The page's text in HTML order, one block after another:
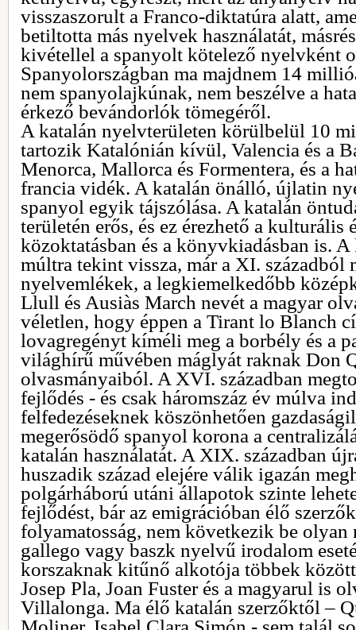
visszaszorult a Franco-diktatúra alatt,
betiltotta más nyelvek használatát,
kivétellel a spanyolt kötelező nyelvként
Spanyolországban ma majdnem 14
nem spanyolajkúnak, nem beszélve a
érkező bevándorlók tömegéről.
A katalán nyelvterületen körülbelül 10
tartozik Katalónián kívül, Valencia és a
Menorca, Mallorca és Formentera, és a
francia vidék. A katalán önálló, újlatin
spanyol egyik tájszólása. A katalán
területén erős, és ez érezhető a kulturális
közoktatásban és a könyvkiadásban is.
múltra tekint vissza, már a XI. századból
nyelvemlékek, a legkiemelkedőbb
Llull és Ausiàs March nevét a magyar
véletlen, hogy éppen a Tirant lo Blanch
lovagregényt kíméli meg a borbély és a
világhírű művében máglyát raknak Don
olvasmányaiból. A XVI. században
fejlődés - és csak háromszáz év múlva
felfedezéseknek köszönhetően
megerősödő spanyol korona a
katalán használatát. A XIX. században
huszadik század elejére válik igazán
polgárháború utáni állapotok szinte
fejlődést, bár az emigrációban élő
folyamatosság, nem következik be olyan
gallego vagy baszk nyelvű irodalom
korszaknak kitűnő alkotója többek
Josep Pla, Joan Fuster és a magyarul is
Villalonga. Ma élő katalán szerzőktől –